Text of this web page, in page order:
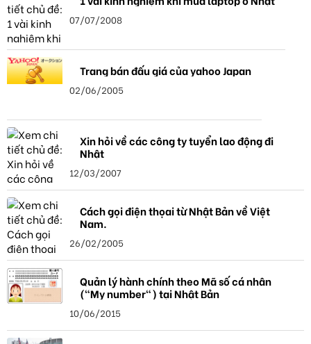
07/07/2008
Trang bán đấu giá của yahoo Japan
02/06/2005
Xin hỏi về các công ty tuyển lao động đi
Nhật
12/03/2007
Cách gọi điện thọai từ Nhật Bản về Việt
Nam.
26/02/2005
Quản lý hành chính theo Mã số cá nhân
("My number") tại Nhật Bản
10/06/2015